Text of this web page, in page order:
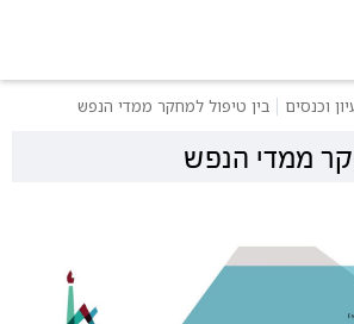
וכנסים בין טיפול למחקר ממדי הנפש
ממדי הנפש